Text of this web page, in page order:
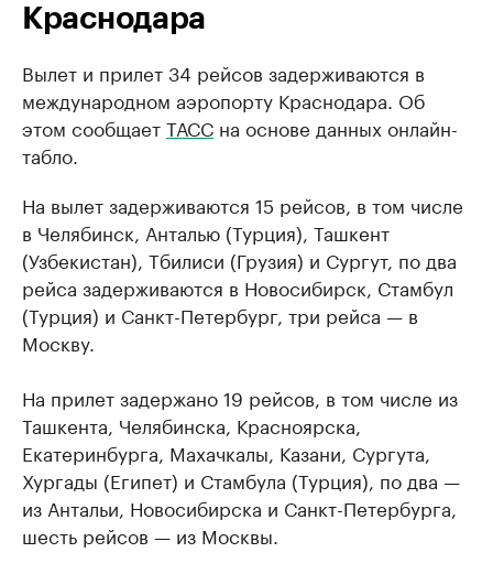
Краснодара
Вылет и прилет 34 рейсов задерживаются в
международном аэропорту Краснодара. Об
этом сообщаетТАСС на основе данных онлайн-
табло.
На вылет задерживаются 15 рейсов, в том числе
в Челябинск, Анталью (Турция), Ташкент
(Узбекистан), Тбилиси (Грузия) и Сургут, по два
рейса задерживаются в Новосибирск, Стамбул
(Турция) и Санкт-Петербург, три рейса — в
Москву.
На прилет задержано 19 рейсов, в том числе из
Ташкента, Челябинска, Красноярска,
Екатеринбурга, Махачкалы, Казани, Сургута,
Хургады (Египет) и Стамбула (Турция), по два —
из Антальи, Новосибирска и Санкт-Петербурга,
шесть рейсов — из Москвы.